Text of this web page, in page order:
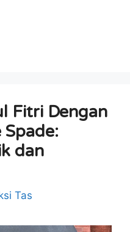
Fitri Dengan
Spade:
dan
Tas